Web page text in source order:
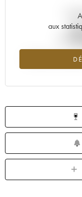
aux-
Tendance à la